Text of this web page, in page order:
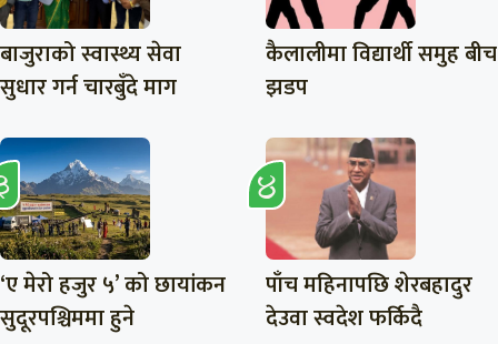
बाजुराको स्वास्थ्य सेवा
सुधार गर्न चारबुँदे माग
कैलालीमा विद्यार्थी समुह बीच
झडप
‘ए मेरो हजुर ५’ को छायांकन
सुदूरपश्चिममा हुने
पाँच महिनापछि शेरबहादुर
देउवा स्वदेश फर्किदै